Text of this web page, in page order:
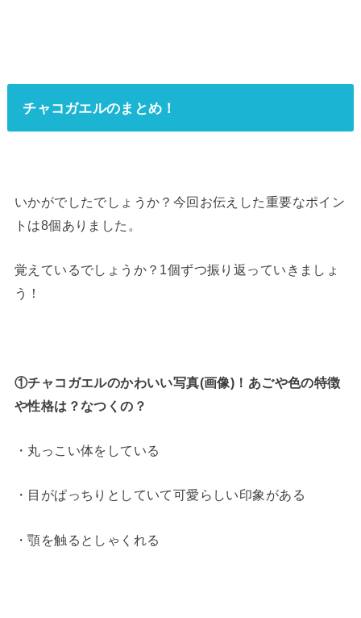
チャコガエルのまとめ！
いかがでしたでしょうか？今回お伝えした重要なポイン
トは8個ありました。
覚えているでしょうか？1個ずつ振り返っていきましょ
う！
①チャコガエルのかわいい写真(画像)！あごや色の特徴
や性格は？なつくの？
・丸っこい体をしている
・目がぱっちりとしていて可愛らしい印象がある
・顎を触るとしゃくれる